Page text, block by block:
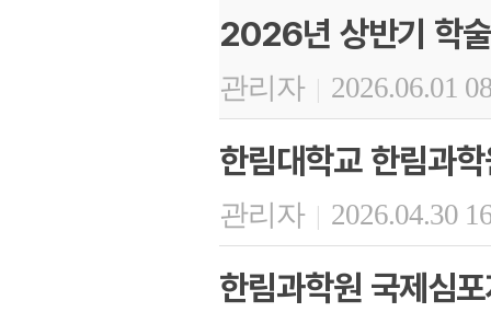
2026년 상반기 학
관리자 | 2026.06.01
한림대학교 한림과
관리자 | 2026.04.30
한림과학원 국제심